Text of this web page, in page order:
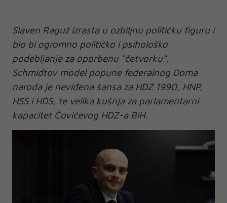
Slaven Raguž izrasta u ozbiljnu političku figuru i
bio bi ogromno političko i psihološko
podebljanje za oporbenu “četvorku”.
Schmidtov model popune federalnog Doma
naroda je neviđena šansa za HDZ 1990, HNP,
HSS i HDS, te velika kušnja za parlamentarni
kapacitet Čovićevog HDZ-a BiH.